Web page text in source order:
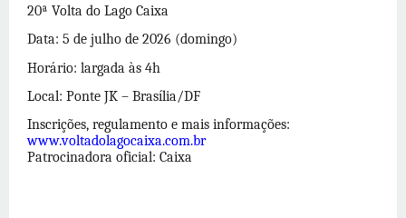
20ª Volta do Lago Caixa
Data: 5 de julho de 2026 (domingo)
Horário: largada às 4h
Local: Ponte JK – Brasília/DF
Inscrições, regulamento e mais informações:
www.voltadolagocaixa.com.br
Patrocinadora oficial: Caixa